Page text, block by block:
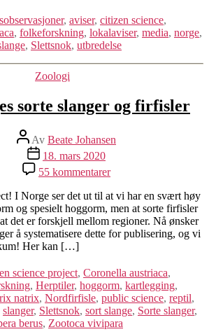
, aviser, citizen science,
, folkeforskning, lokalaviser, media, norge,
, Slettsnok, utbredelse
Kategorier
Zoologi
sorte slanger og firfisler
Innleggsforfatter
Av Beate Johansen
Publiseringsdato
18. mars 2020
55 kommentarertil
Nå
kartlegges
sorte
slanger
og
firfisler
I Norge ser det ut til at vi har en svært høy
og spesielt hoggorm, men at sorte firfisler
det er forskjell mellom regioner. Nå ønsker
å systematisere dette for publisering, og vi
Her kan […]
science project, Coronella austriaca,
, Herptiler, hoggorm, kartlegging,
natrix, Nordfirfisle, public science, reptil,
slanger, Slettsnok, sort slange, Sorte slanger,
berus, Zootoca vivipara